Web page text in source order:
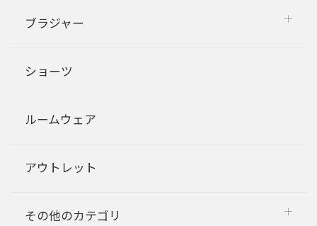
ブラジャー
ショーツ
ルームウェア
アウトレット
その他のカテゴリ